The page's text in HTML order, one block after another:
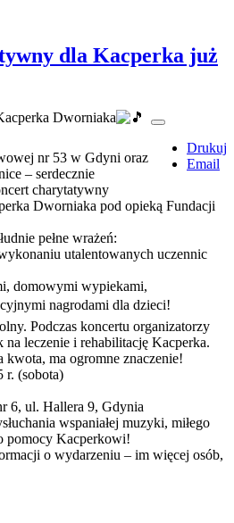
dla Kacperka już
Drukuj
Email
Dworniaka
nr 53 w Gdyni oraz
– serdecznie
charytatywny
Dworniaka pod opieką Fundacji
pełne wrażeń:
utalentowanych uczennic
domowymi wypiekami,
nagrodami dla dzieci!
Podczas koncertu organizatorzy
na leczenie i rehabilitację Kacperka.
kwota, ma ogromne znaczenie!
r. (sobota)
6, ul. Hallera 9, Gdynia
wspaniałej muzyki, miłego
pomocy Kacperkowi!
o wydarzeniu – im więcej osób,